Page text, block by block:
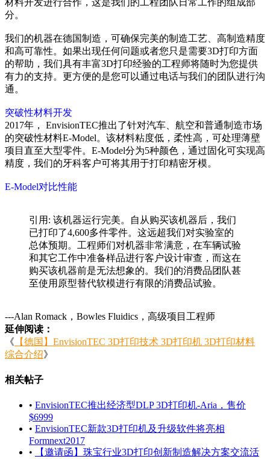
分。
我们的机器在德国制造，可确保完美的制造工艺、高制造精度
和高可靠性。如果出现任何问题或者您只是需要3D打印方面
的帮助，我们具有丰富3D打印经验的工程师将随时为您提供
有力的支持。更方便的是您可以通过电话与我们的团队进行沟
通。
突破性材料开发
2017年， EnvisionTEC推出了针对汽车、航空和普通制造市场
的突破性材料E-Model。该材料粘度低，柔性高，可处理薄壁
项目直至大型零件。E-Model分为5种颜色，通过固化可实现高
精度，我们的牙科客户可将其用于打印精密牙模。
E-Model对比性能
引用: 该机器运行完美。自从购买该机器后，我们
已打印了4,600多件零件。这远超我们对实验室的
总体预期。工程师们对机器非常满意，在车辆试验
和其它工作中准备样品进行客户设计审查，而这在
购买该机器前是无法想象的。我们的消费品团队甚
至使用原型替代软模进行有限的消费品试验。
---Alan Romack，Bowles Fluidics，高级项目工程师
延伸阅读：
《 【德国】EnvisionTEC 3D打印技术 3D打印机 3D打印材料
综合介绍》
相关帖子
• EnvisionTEC推出经济型DLP 3D打印机-Aria，售价
$6999
• EnvisionTEC新款3D打印机及升级软件将亮相
Formnext2017
•
【邀请函】珠宝行业3D打印创新制造解决方案交流活